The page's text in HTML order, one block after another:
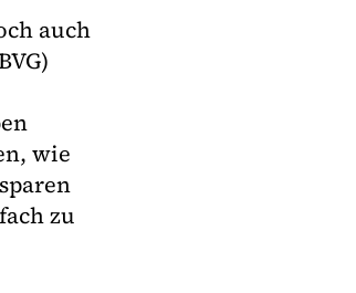
auch
wie
zu